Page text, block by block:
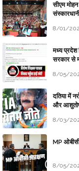
सीएम
8/01/
मध्य प्रदेश
सरकार से
8/05/
दतिया में
और
8/03/
MP ओबीसी
8/05/